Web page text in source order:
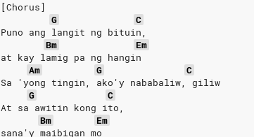
[Chorus]
G
C
Puno ang langit ng bituin,
Bm
Em
at kay lamig pa ng hangin
Am
G
C
Sa 'yong tingin, ako'y nababaliw, giliw
G
C
At sa awitin kong ito,
Bm
Em
sana'y maibigan mo